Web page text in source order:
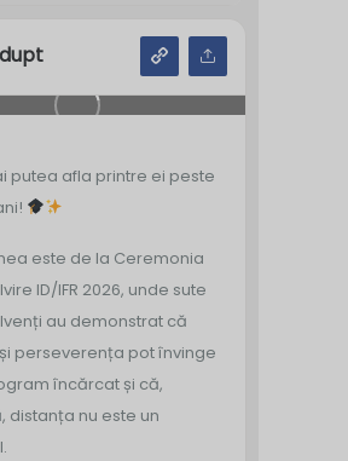
putea afla printre ei peste
este de la Ceremonia
ID/IFR 2026, unde sute
au demonstrat că
perseverența pot învinge
încărcat și că,
distanța nu este un